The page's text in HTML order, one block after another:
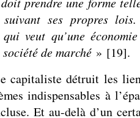
suivant ses propres
veut qu’une
de marché » [19].
capitaliste détruit les
indispensables à
Et au-delà d’un